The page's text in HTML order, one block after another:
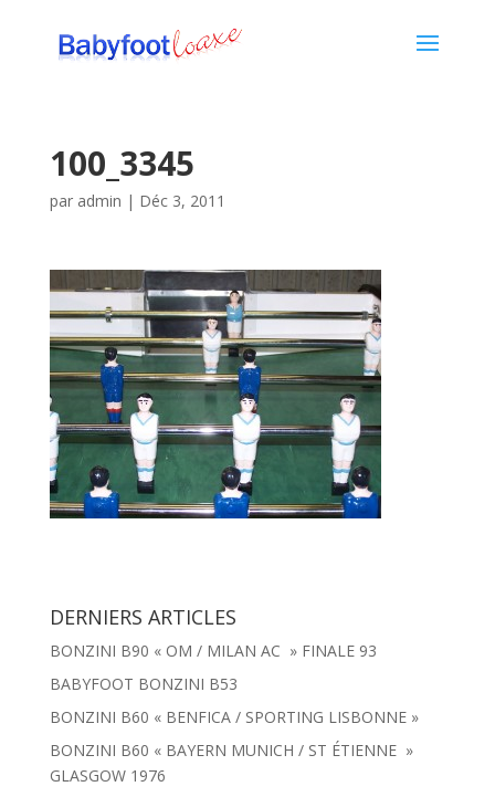
100_3345
par admin | Déc 3, 2011
DERNIERS ARTICLES
BONZINI B90 « OM / MILAN AC » FINALE 93
BABYFOOT BONZINI B53
BONZINI B60 « BENFICA / SPORTING LISBONNE »
BONZINI B60 « BAYERN MUNICH / ST ÉTIENNE »
GLASGOW 1976